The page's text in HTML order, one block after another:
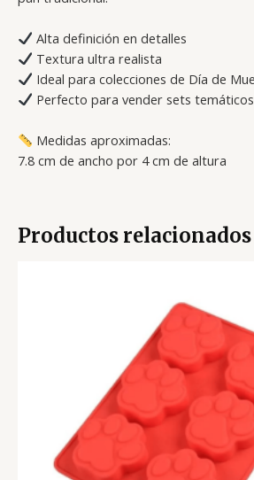
Alta definición en detalles
Textura ultra realista
Ideal para colecciones de Día de
Perfecto para vender sets temáticos
Medidas aproximadas:
7.8 cm de ancho por 4 cm de altura
Productos relacionados